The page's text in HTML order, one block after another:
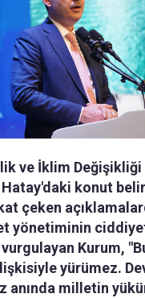
ve İklim Değişikliği
konut
çeken
yönetiminin
Kurum,
yürümez.
anında milletin